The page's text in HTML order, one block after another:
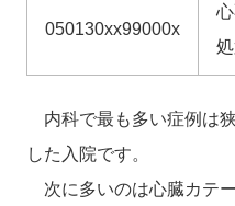
050130xx99000x
内科で最も多い症例は
した入院です。
次に多いのは心臓カテ